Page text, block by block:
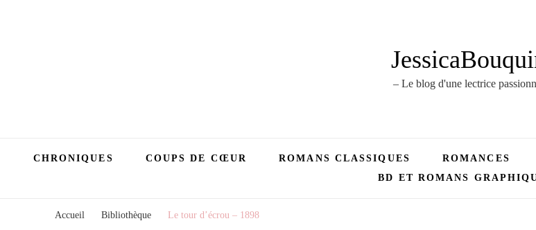
– Le blog d'une lectrice
CHRONIQUES COUPS DE CŒUR ROMANS CLASSIQUES ROMANCES
BD ET ROMANS
Accueil Bibliothèque Le tour d’écrou – 1898